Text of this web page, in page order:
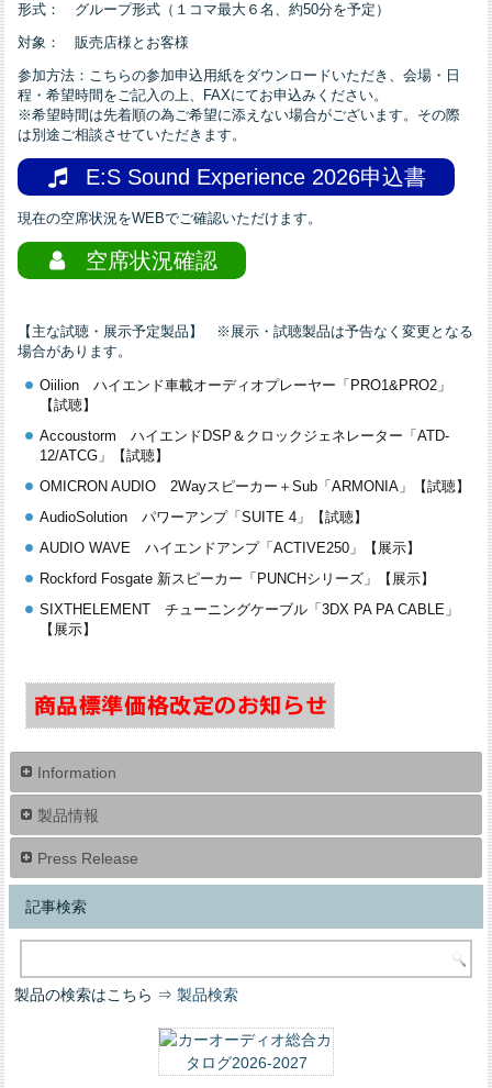
形式： グループ形式（１コマ最大６名、約50分を予定）
対象： 販売店様とお客様
参加方法：こちらの参加申込用紙をダウンロードいただき、会場・日
程・希望時間をご記入の上、FAXにてお申込みください。
※希望時間は先着順の為ご希望に添えない場合がございます。その際
は別途ご相談させていただきます。
E:S Sound Experience 2026申込書
現在の空席状況をWEBでご確認いただけます。
空席状況確認
【主な試聴・展示予定製品】 ※展示・試聴製品は予告なく変更となる
場合があります。
Oiilion ハイエンド車載オーディオプレーヤー「PRO1&PRO2」
【試聴】
Accoustorm ハイエンドDSP＆クロックジェネレーター「ATD-
12/ATCG」【試聴】
OMICRON AUDIO 2Wayスピーカー＋Sub「ARMONIA」【試聴】
AudioSolution パワーアンプ「SUITE 4」【試聴】
AUDIO WAVE ハイエンドアンプ「ACTIVE250」【展示】
Rockford Fosgate 新スピーカー「PUNCHシリーズ」【展示】
SIXTHELEMENT チューニングケーブル「3DX PA PA CABLE」
【展示】
Information
製品情報
Press Release
記事検索
製品の検索はこちら ⇒製品検索